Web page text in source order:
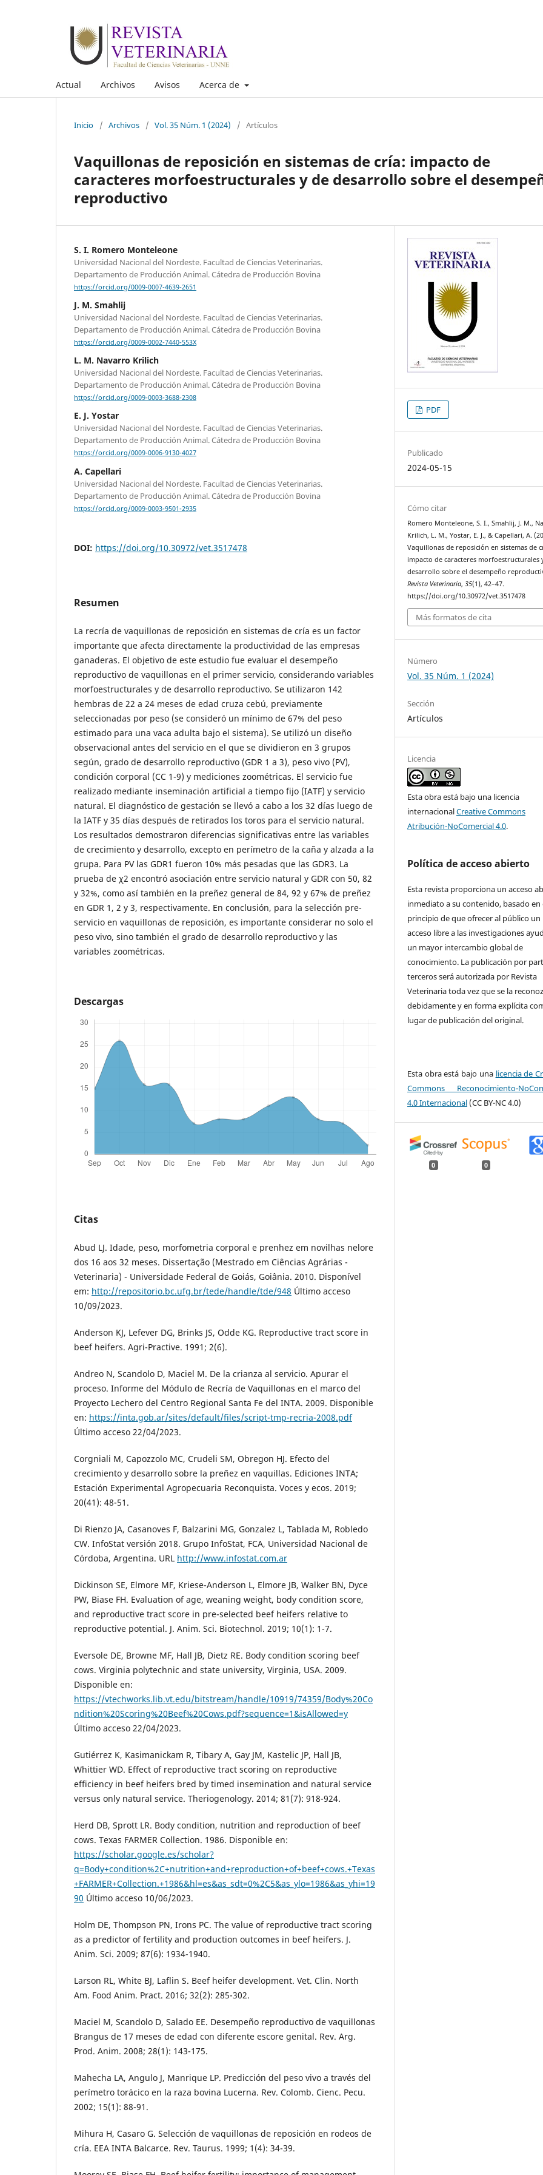
Actual Archivos Avisos Acerca de
Inicio / Archivos / Vol. 35 Núm. 1 (2024) / Artículos
Vaquillonas de reposición en sistemas de cría: impacto de
caracteres morfoestructurales y de desarrollo sobre el
reproductivo
S. I. Romero Monteleone
Universidad Nacional del Nordeste. Facultad de Ciencias Veterinarias.
Departamento de Producción Animal. Cátedra de Producción Bovina
https://orcid.org/0009-0007-4639-2651
J. M. Smahlij
Universidad Nacional del Nordeste. Facultad de Ciencias Veterinarias.
Departamento de Producción Animal. Cátedra de Producción Bovina
https://orcid.org/0009-0002-7440-553X
L. M. Navarro Krilich
Universidad Nacional del Nordeste. Facultad de Ciencias Veterinarias.
Departamento de Producción Animal. Cátedra de Producción Bovina
https://orcid.org/0009-0003-3688-2308
E. J. Yostar
Universidad Nacional del Nordeste. Facultad de Ciencias Veterinarias.
Departamento de Producción Animal. Cátedra de Producción Bovina
https://orcid.org/0009-0006-9130-4027
A. Capellari
Universidad Nacional del Nordeste. Facultad de Ciencias Veterinarias.
Departamento de Producción Animal. Cátedra de Producción Bovina
https://orcid.org/0009-0003-9501-2935
DOI: https://doi.org/10.30972/vet.3517478
Resumen
La recría de vaquillonas de reposición en sistemas de cría es un factor
importante que afecta directamente la productividad de las empresas
ganaderas. El objetivo de este estudio fue evaluar el desempeño
reproductivo de vaquillonas en el primer servicio, considerando variables
morfoestructurales y de desarrollo reproductivo. Se utilizaron 142
hembras de 22 a 24 meses de edad cruza cebú, previamente
seleccionadas por peso (se consideró un mínimo de 67% del peso
estimado para una vaca adulta bajo el sistema). Se utilizó un diseño
observacional antes del servicio en el que se dividieron en 3 grupos
según, grado de desarrollo reproductivo (GDR 1 a 3), peso vivo (PV),
condición corporal (CC 1-9) y mediciones zoométricas. El servicio fue
realizado mediante inseminación artificial a tiempo fijo (IATF) y servicio
natural. El diagnóstico de gestación se llevó a cabo a los 32 días luego de
la IATF y 35 días después de retirados los toros para el servicio natural.
Los resultados demostraron diferencias significativas entre las variables
de crecimiento y desarrollo, excepto en perímetro de la caña y alzada a la
grupa. Para PV las GDR1 fueron 10% más pesadas que las GDR3. La
prueba de χ2 encontró asociación entre servicio natural y GDR con 50, 82
y 32%, como así también en la preñez general de 84, 92 y 67% de preñez
en GDR 1, 2 y 3, respectivamente. En conclusión, para la selección pre-
servicio en vaquillonas de reposición, es importante considerar no solo el
peso vivo, sino también el grado de desarrollo reproductivo y las
variables zoométricas.
Descargas
Citas
Abud LJ. Idade, peso, morfometria corporal e prenhez em novilhas nelore
dos 16 aos 32 meses. Dissertação (Mestrado em Ciências Agrárias -
Veterinaria) - Universidade Federal de Goiás, Goiânia. 2010. Disponível
em: http://repositorio.bc.ufg.br/tede/handle/tde/948 Último acceso
10/09/2023.
Anderson KJ, Lefever DG, Brinks JS, Odde KG. Reproductive tract score in
beef heifers. Agri-Practive. 1991; 2(6).
Andreo N, Scandolo D, Maciel M. De la crianza al servicio. Apurar el
proceso. Informe del Módulo de Recría de Vaquillonas en el marco del
Proyecto Lechero del Centro Regional Santa Fe del INTA. 2009. Disponible
en: https://inta.gob.ar/sites/default/files/script-tmp-recria-2008.pdf
Último acceso 22/04/2023.
Corgniali M, Capozzolo MC, Crudeli SM, Obregon HJ. Efecto del
crecimiento y desarrollo sobre la preñez en vaquillas. Ediciones INTA;
Estación Experimental Agropecuaria Reconquista. Voces y ecos. 2019;
20(41): 48-51.
Di Rienzo JA, Casanoves F, Balzarini MG, Gonzalez L, Tablada M, Robledo
CW. InfoStat versión 2018. Grupo InfoStat, FCA, Universidad Nacional de
Córdoba, Argentina. URL http://www.infostat.com.ar
Dickinson SE, Elmore MF, Kriese-Anderson L, Elmore JB, Walker BN, Dyce
PW, Biase FH. Evaluation of age, weaning weight, body condition score,
and reproductive tract score in pre-selected beef heifers relative to
reproductive potential. J. Anim. Sci. Biotechnol. 2019; 10(1): 1-7.
Eversole DE, Browne MF, Hall JB, Dietz RE. Body condition scoring beef
cows. Virginia polytechnic and state university, Virginia, USA. 2009.
Disponible en:
https://vtechworks.lib.vt.edu/bitstream/handle/10919/74359/Body%20Co
ndition%20Scoring%20Beef%20Cows.pdf?sequence=1&isAllowed=y
Último acceso 22/04/2023.
Gutiérrez K, Kasimanickam R, Tibary A, Gay JM, Kastelic JP, Hall JB,
Whittier WD. Effect of reproductive tract scoring on reproductive
efficiency in beef heifers bred by timed insemination and natural service
versus only natural service. Theriogenology. 2014; 81(7): 918-924.
Herd DB, Sprott LR. Body condition, nutrition and reproduction of beef
cows. Texas FARMER Collection. 1986. Disponible en:
https://scholar.google.es/scholar?
q=Body+condition%2C+nutrition+and+reproduction+of+beef+cows.+Texas
+FARMER+Collection.+1986&hl=es&as_sdt=0%2C5&as_ylo=1986&as_yhi=19
90 Último acceso 10/06/2023.
Holm DE, Thompson PN, Irons PC. The value of reproductive tract scoring
as a predictor of fertility and production outcomes in beef heifers. J.
Anim. Sci. 2009; 87(6): 1934-1940.
Larson RL, White BJ, Laflin S. Beef heifer development. Vet. Clin. North
Am. Food Anim. Pract. 2016; 32(2): 285-302.
Maciel M, Scandolo D, Salado EE. Desempeño reproductivo de vaquillonas
Brangus de 17 meses de edad con diferente escore genital. Rev. Arg.
Prod. Anim. 2008; 28(1): 143-175.
Mahecha LA, Angulo J, Manrique LP. Predicción del peso vivo a través del
perímetro torácico en la raza bovina Lucerna. Rev. Colomb. Cienc. Pecu.
2002; 15(1): 88-91.
Mihura H, Casaro G. Selección de vaquillonas de reposición en rodeos de
cría. EEA INTA Balcarce. Rev. Taurus. 1999; 1(4): 34-39.
PDF
Publicado
2024-05-15
Cómo citar
Romero Monteleone, S. I., Smahlij, J. M.,
Krilich, L. M., Yostar, E. J., & Capellari, A.
Vaquillonas de reposición en sistemas de
impacto de caracteres morfoestructurales
desarrollo sobre el desempeño
Revista Veterinaria,35(1), 42–47.
https://doi.org/10.30972/vet.3517478
Más formatos de cita
Número
Vol. 35 Núm. 1 (2024)
Sección
Artículos
Licencia
Esta obra está bajo una licencia
internacionalCreative Commons
Atribución-NoComercial 4.0.
Política de acceso abierto
Esta revista proporciona un acceso
inmediato a su contenido, basado en
principio de que ofrecer al público un
acceso libre a las investigaciones
un mayor intercambio global de
conocimiento. La publicación por
terceros será autorizada por Revista
Veterinaria toda vez que se la
debidamente y en forma explícita
lugar de publicación del original.
Esta obra está bajo una licencia de
Commons Reconocimiento-
4.0 Internacional (CC BY-NC 4.0)
0 0